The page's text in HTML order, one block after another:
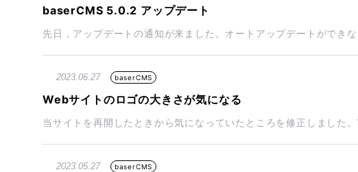
baserCMS 5.0.2 アップデート
先日，アップデートの通知が来ました。オートアップデートができ
2023.06.27 baserCMS
Webサイトのロゴの大きさが気になる
当サイトを再開したときから気になっていたところを修正しました
2023.05.27 baserCMS